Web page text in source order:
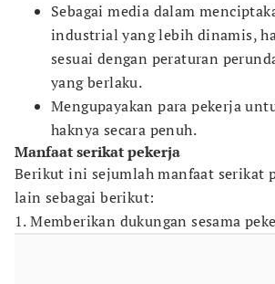
Sebagai media dalam
industrial yang lebih dinamis,
sesuai dengan peraturan
yang berlaku.
Mengupayakan para pekerja
haknya secara penuh.
Manfaat serikat pekerja
Berikut ini sejumlah manfaat serikat
lain sebagai berikut:
1. Memberikan dukungan sesama